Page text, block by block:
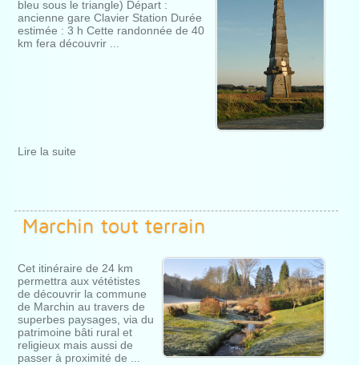
bleu sous le triangle) Départ :
ancienne gare Clavier Station Durée
estimée : 3 h Cette randonnée de 40
km fera découvrir ...
Lire la suite
Marchin tout terrain
Cet itinéraire de 24 km
permettra aux vététistes
de découvrir la commune
de Marchin au travers de
superbes paysages, via du
patrimoine bâti rural et
religieux mais aussi de
passer à proximité de ...